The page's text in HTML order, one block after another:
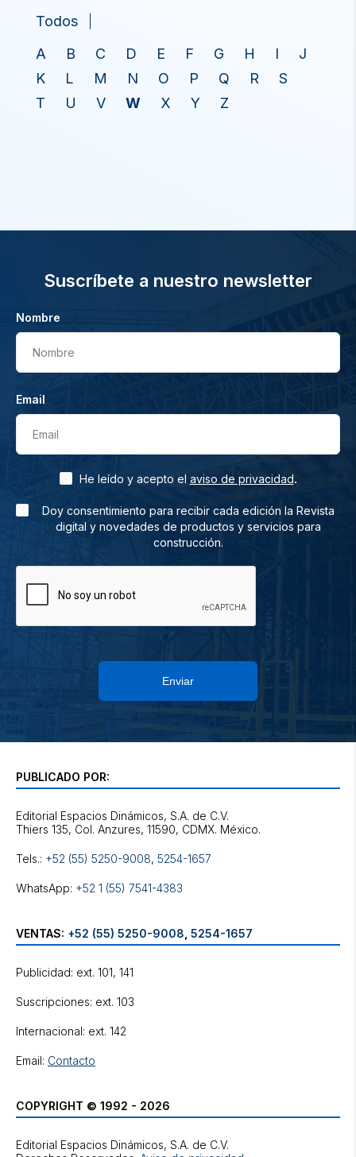
Todos
A
B C D E F G H I
J
K
L M N O P Q R
S
T
U V W X Y Z
Suscríbete a nuestro newsletter
Nombre
Nombre
Email
Email
He leído y acepto el aviso de privacidad.
Doy consentimiento para recibir cada edición la Revista
digital y novedades de productos y servicios para
construcción.
Enviar
PUBLICADO POR:
Editorial Espacios Dinámicos, S.A. de C.V.
Tels.: +52 (55) 5250-9008, 5254-1657
WhatsApp: +52 1 (55) 7541-4383
VENTAS: +52 (55) 5250-9008 5254-1657
Publicidad: ext. 101, 141
Suscripciones: ext. 103
Internacional: ext. 142
Email: Contacto
COPYRIGHT © 1992 - 2026
Editorial Espacios Dinámicos, S.A. de C.V.